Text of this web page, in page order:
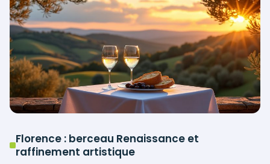
Florence : berceau Renaissance et
raffinement artistique